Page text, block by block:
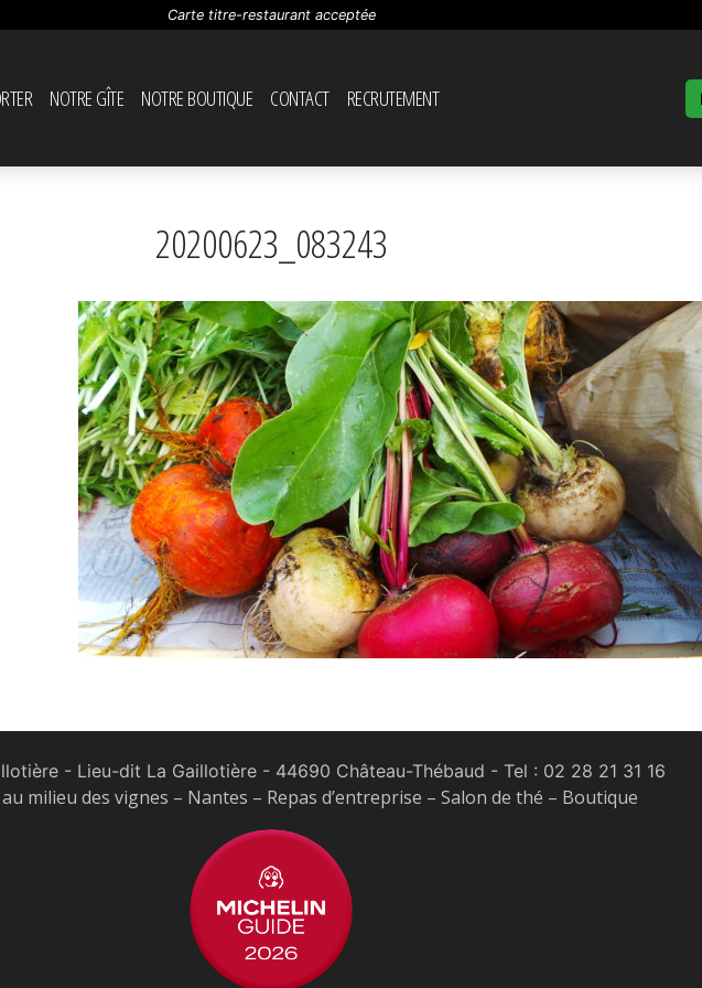
Carte titre-restaurant acceptée
NOTRE GÎTE NOTRE BOUTIQUE CONTACT RECRUTEMENT
20200623_083243
- Lieu-dit La Gaillotière - 44690 Château-Thébaud - Tel : 02 28 21 31 16
milieu des vignes – Nantes – Repas d’entreprise – Salon de thé – Boutique